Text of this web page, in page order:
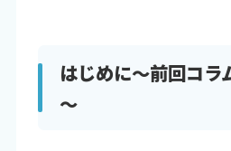
はじめに～前回コラ
～